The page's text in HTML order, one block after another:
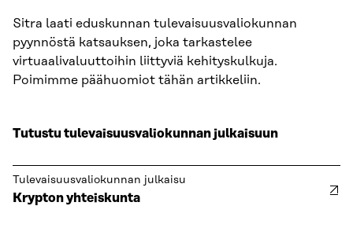
Sitra laati eduskunnan tulevaisuusvaliokunnan
pyynnöstä katsauksen, joka tarkastelee
virtuaalivaluuttoihin liittyviä kehityskulkuja.
Poimimme päähuomiot tähän artikkeliin.
Tutustu tulevaisuusvaliokunnan julkaisuun
Tulevaisuusvaliokunnan julkaisu
Krypton yhteiskunta